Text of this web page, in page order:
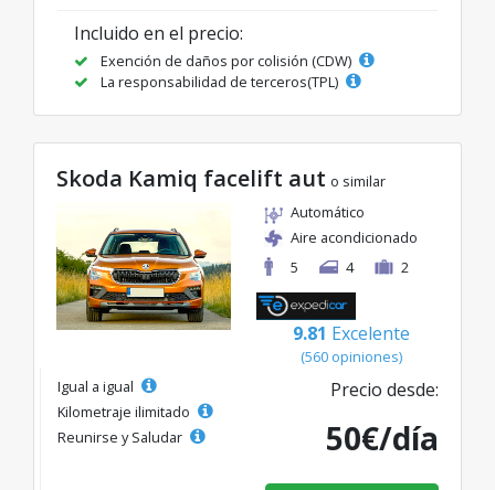
Incluido en el precio:
Exención de daños por colisión (CDW)
La responsabilidad de terceros(TPL)
Skoda Kamiq facelift aut o similar
Automático
Aire acondicionado
5
4 2
9.81 Excelente
(560 opiniones)
Igual a igual
Kilometraje ilimitado
Reunirse y Saludar
Precio desde:
50€/día